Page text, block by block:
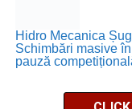
Hidro Mecanica
Schimbări masive
pauză